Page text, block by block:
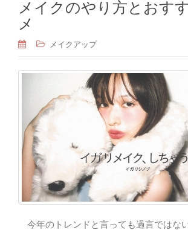
メイクのやり方とおす
メ
メイクアップ
今年のトレンドと言っても過言ではな